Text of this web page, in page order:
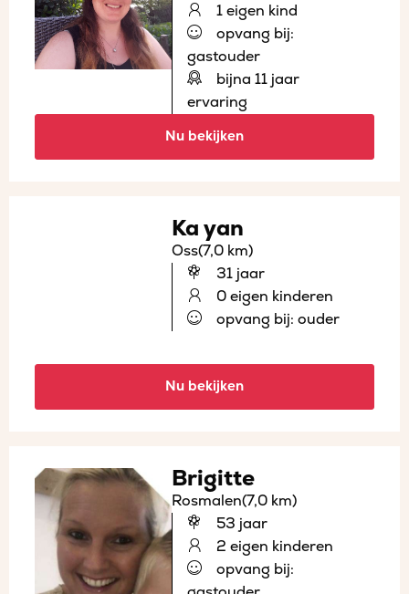
1 eigen kind
opvang bij:
gastouder
bijna 11 jaar
ervaring
Nu bekijken
Ka yan
Oss(7,0 km)
31 jaar
0 eigen kinderen
opvang bij: ouder
Nu bekijken
Brigitte
Rosmalen(7,0 km)
53 jaar
2 eigen kinderen
opvang bij: